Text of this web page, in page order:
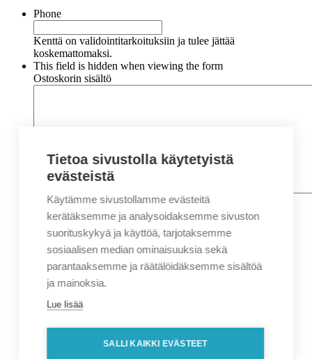
Phone
Kenttä on validointitarkoituksiin ja tulee jättää
koskemattomaksi.
This field is hidden when viewing the form
Ostoskorin sisältö
Nimi*
Etunimi
Sukunimi
Sähköposti*
Puhelin*
Osoitetiedot
Lähiosoite
Tietoa sivustolla käytetyistä
evästeistä
Käytämme sivustollamme evästeitä
kerätäksemme ja analysoidaksemme sivuston
suorituskykyä ja käyttöä, tarjotaksemme
sosiaalisen median ominaisuuksia sekä
parantaaksemme ja räätälöidäksemme sisältöä
ja mainoksia.
Lue lisää
SALLI KAIKKI EVÄSTEET